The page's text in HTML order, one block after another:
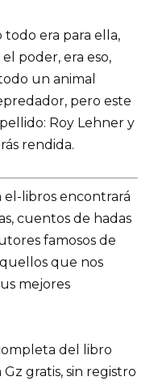
era para ella,
poder, era eso,
un animal
pero este
Roy Lehner y
rendida.
libros encontrará
cuentos de hadas
famosos de
que nos
mejores
del libro
gratis, sin registro